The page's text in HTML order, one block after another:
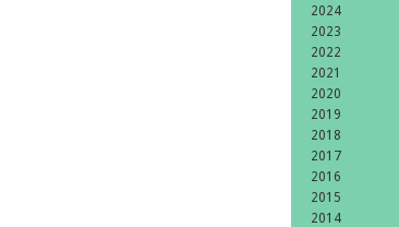
2024
2023
2022
2021
2020
2019
2018
2017
2016
2015
2014